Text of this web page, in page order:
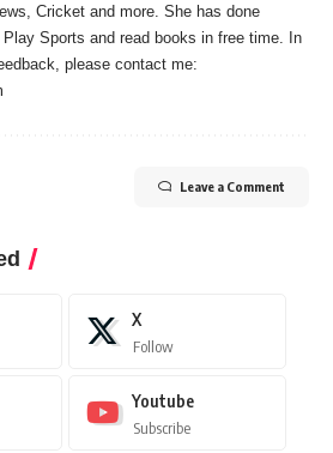
Cricket and more. She has done
Sports and read books in free time. In
please contact me:
Leave a Comment
X
Follow
Youtube
Subscribe